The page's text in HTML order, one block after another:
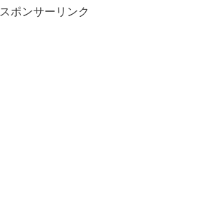
スポンサーリンク